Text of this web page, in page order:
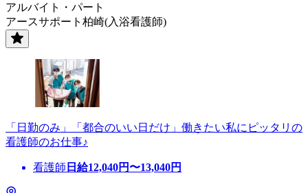
アルバイト・パート
アースサポート柏崎(入浴看護師)
「日勤のみ」「都合のいい日だけ」働きたい私にピッタリの
看護師のお仕事♪
看護師 日給12,040円〜13,040円